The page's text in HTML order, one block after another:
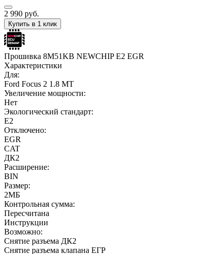
2 990 руб.
Купить в 1 клик
Прошивка 8M51KB NEWCHIP E2 EGR
Характеристики
Для:
Ford Focus 2 1.8 MT
Увеличение мощности:
Нет
Экологический стандарт:
E2
Отключено:
EGR
CAT
ДК2
Расширение:
BIN
Размер:
2МБ
Контрольная сумма:
Пересчитана
Инструкции
Возможно:
Снятие разъема ДК2
Снятие разъема клапана ЕГР